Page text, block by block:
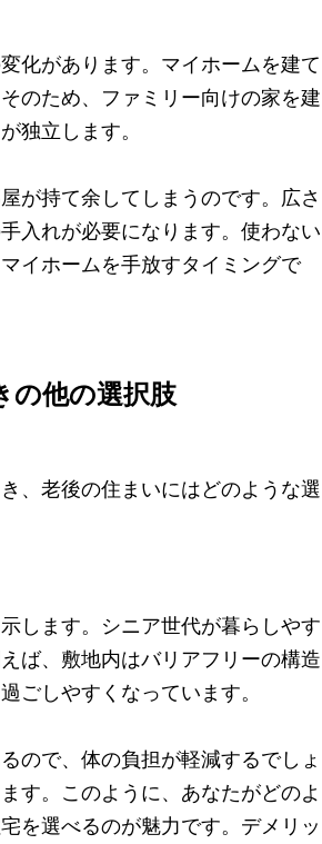
化があります。マイホームを建て
のため、ファミリー向けの家を建
独立します。
が持て余してしまうのです。広さ
入れが必要になります。使わない
イホームを手放すタイミングで
の他の選択肢
、老後の住まいにはどのような選
します。シニア世代が暮らしやす
ば、敷地内はバリアフリーの構造
ごしやすくなっています。
ので、体の負担が軽減するでしょ
す。このように、あなたがどのよ
を選べるのが魅力です。デメリッ